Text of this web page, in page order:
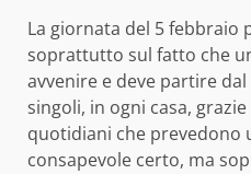
La giornata del 5 febbraio
soprattutto sul fatto che
avvenire e deve partire
singoli, in ogni casa,
quotidiani che prevedono
consapevole certo, ma